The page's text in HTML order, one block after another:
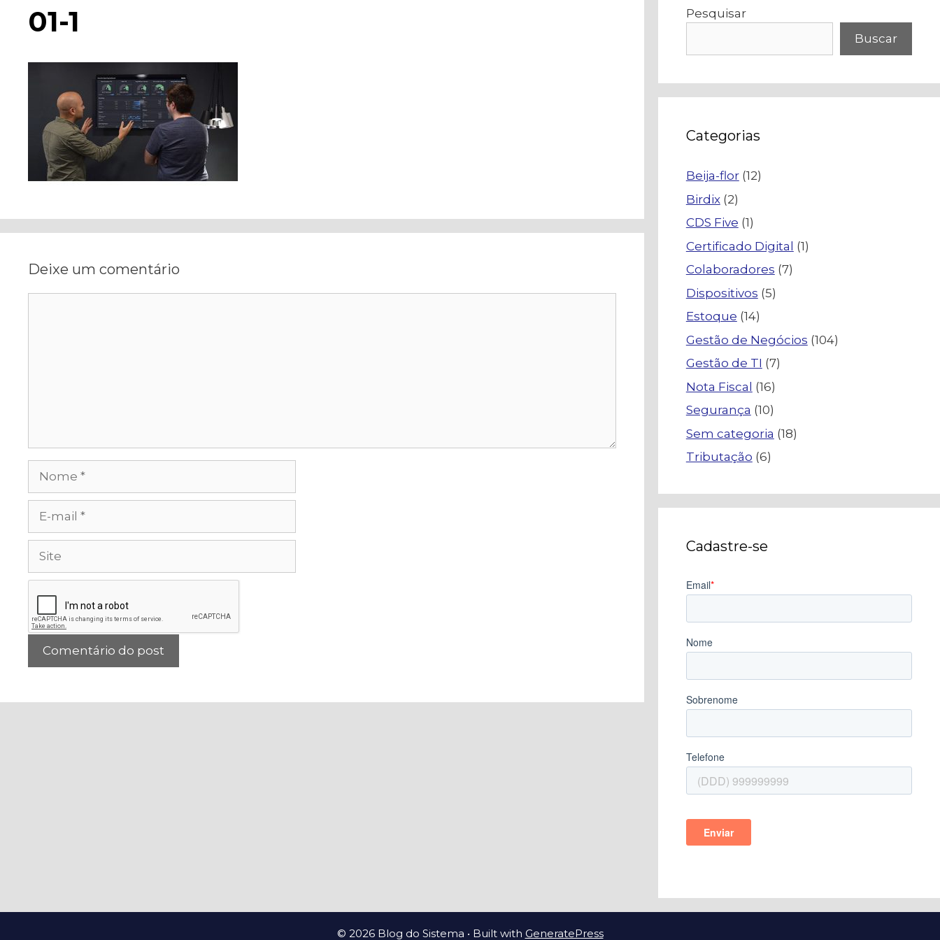
01-1
Deixe um comentário
Site
Pesquisar
Buscar
Categorias
Beija-flor(12)
Birdix(2)
CDS Five (1)
Certificado Digital (1)
Colaboradores (7)
Dispositivos (5)
Estoque (14)
Gestão de Negócios (104)
Gestão de TI (7)
Nota Fiscal (16)
Segurança (10)
Sem categoria (18)
Tributação (6)
Cadastre-se
© 2026 Blog do Sistema • Built with GeneratePress